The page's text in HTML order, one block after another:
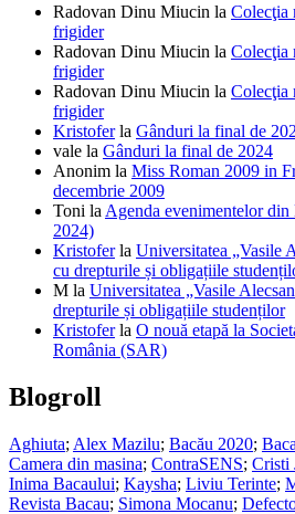
Radovan Dinu Miucin la Colecţia
frigider
Radovan Dinu Miucin la Colecţia
frigider
Radovan Dinu Miucin la Colecţia
frigider
Kristoferla Gânduri la final de
vale la Gânduri la final de 2024
Anonim la Miss Roman 2009 in
decembrie 2009
Toni la Agenda evenimentelor
2024)
Kristoferla Universitatea „Vasile
cu drepturile și obligațiile
M la Universitatea „Vasile
drepturile și obligațiile studenților
Kristoferla O nouă etapă la
România (SAR)
Blogroll
Aghiuta; Alex Mazilu; Bacău 2020;
Camera din masina; ContraSENS; Cristi
Inima Bacaului; Kaysha; Liviu Terinte;
Revista Bacau; Simona Mocanu;